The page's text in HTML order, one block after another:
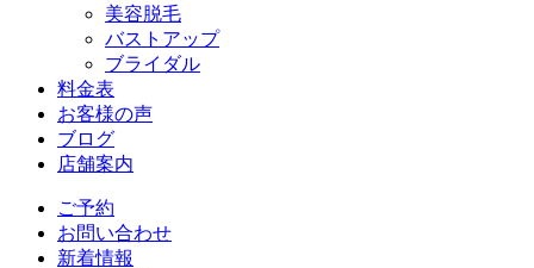
美容脱毛
バストアップ
ブライダル
料金表
お客様の声
ブログ
店舗案内
ご予約
お問い合わせ
新着情報